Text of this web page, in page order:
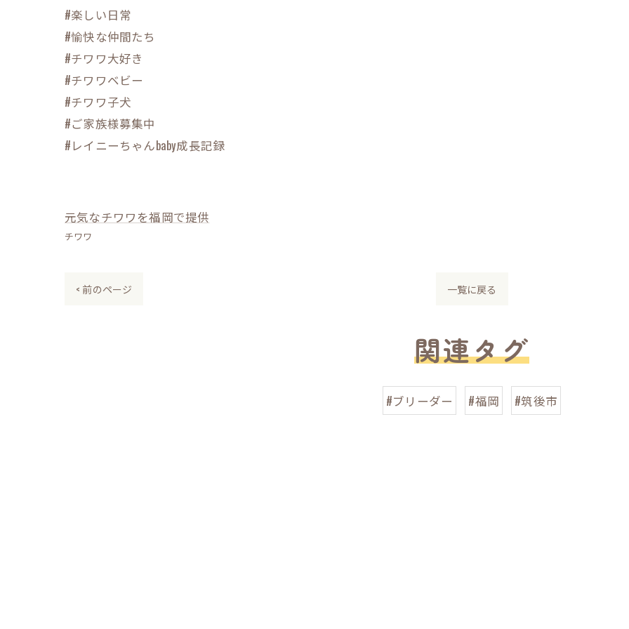
#楽しい日常
#愉快な仲間たち
#チワワ大好き
#チワワベビー
#チワワ子犬
#ご家族様募集中
#レイニーちゃんbaby成長記録
元気なチワワを福岡で提供
チワワ
< 前のページ 一覧に戻る
関連タグ
#ブリーダー #福岡 #筑後市